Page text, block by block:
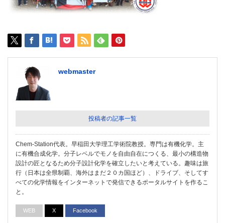
webmaster
投稿者の記事一覧
Chem-Station代表。早稲田大学理工学術院教授。専門は有機化学。主
に有機合成化学。分子レベルでモノを自由自在につくる、最小の構造物
設計の匠となるため分子設計化学を確立したいと考えている。趣味は旅
行（日本は全県制覇、海外はまだ２０カ国ほど）、ドライブ、そしてす
べての化学情報をインターネットで発信できるポータルサイトを作るこ
と。
WEB X Facebook